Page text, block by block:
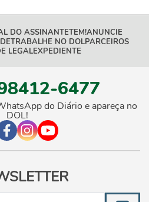
DO ASSINANTETEM!ANUNCIE
TRABALHE NO DOLPARCEIROS
LEGALEXPEDIENTE
6477
do Diário e apareça no
DOL!